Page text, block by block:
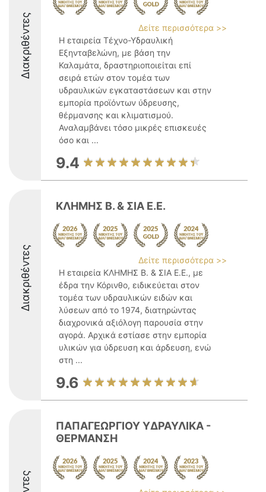
Διακριθέντες
Δείτε περισσότερα >>
Η εταιρεία Τέχνο-Υδραυλική
Εξηνταβελώνη, με βάση την
Καλαμάτα, δραστηριοποιείται επί
σειρά ετών στον τομέα των
υδραυλικών εγκαταστάσεων και στην
εμπορία προϊόντων ύδρευσης,
θέρμανσης και κλιματισμού.
Αναλαμβάνει τόσο μικρές επισκευές
όσο και ...
9.4
Διακριθέντες
ΚΛΗΜΗΣ Β. & ΣΙΑ Ε.Ε.
Δείτε περισσότερα >>
Η εταιρεία ΚΛΗΜΗΣ Β. & ΣΙΑ Ε.Ε., με
έδρα την Κόρινθο, ειδικεύεται στον
τομέα των υδραυλικών ειδών και
λύσεων από το 1974, διατηρώντας
διαχρονικά αξιόλογη παρουσία στην
αγορά. Αρχικά εστίασε στην εμπορία
υλικών για ύδρευση και άρδευση, ενώ
στη ...
9.6
ΠΑΠΑΓΕΩΡΓΙΟΥ ΥΔΡΑΥΛΙΚΑ -
ΘΕΡΜΑΝΣΗ